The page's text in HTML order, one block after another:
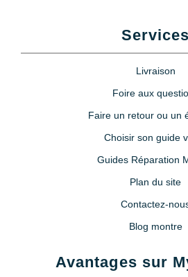
Services
Livraison
Foire aux
Faire un retour ou un
Choisir son guide
Guides Réparation
Plan du site
Contactez-
Blog montre
Avantages sur